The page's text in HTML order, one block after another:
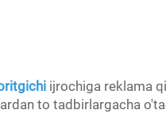
ijrochiga reklama
to tadbirlargacha